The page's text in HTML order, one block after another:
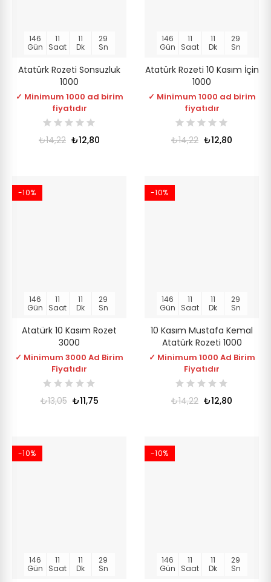
146
Gün
11
Saat
11
Dk
28
Sn
Atatürk Rozeti Sonsuzluk
1000
✓ Minimum 1000 ad birim
fiyatıdır
₺14,22 ₺12,80
146
Gün
11
Saat
11
Dk
28
Sn
Atatürk Rozeti 10 Kasım İçin
1000
✓ Minimum 1000 ad birim
fiyatıdır
₺14,22 ₺12,80
-10%
146
Gün
11
Saat
11
Dk
28
Sn
Atatürk 10 Kasım Rozet
3000
✓ Minimum 3000 Ad Birim
Fiyatıdır
₺13,05 ₺11,75
-10%
146
Gün
11
Saat
11
Dk
28
Sn
10 Kasım Mustafa Kemal
Atatürk Rozeti 1000
✓ Minimum 1000 Ad Birim
Fiyatıdır
₺14,22 ₺12,80
-10%
146
Gün
11
Saat
11
Dk
28
Sn
-10%
146
Gün
11
Saat
11
Dk
28
Sn